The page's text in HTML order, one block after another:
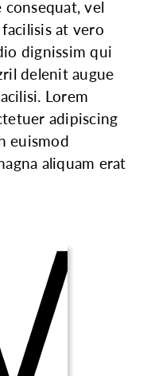
vel
at vero
dignissim qui
delenit augue
Lorem
adipiscing
euismod
aliquam erat